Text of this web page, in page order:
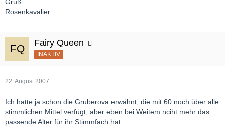
Gruß
Rosenkavalier
Fairy Queen
INAKTIV
22. August 2007
Ich hatte ja schon die Gruberova erwähnt, die mit 60 noch über alle
stimmlichen Mittel verfügt, aber eben bei Weitem nciht mehr das
passende Alter für ihr Stimmfach hat.